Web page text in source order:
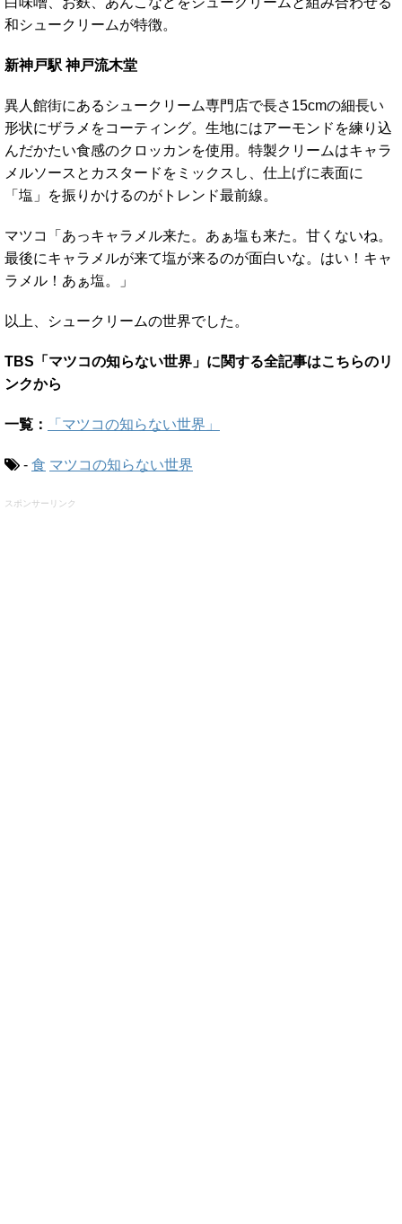
和シュークリームが特徴。
新神戸駅 神戸流木堂
異人館街にあるシュークリーム専門店で長さ15cmの細長い
形状にザラメをコーティング。生地にはアーモンドを練り込
んだかたい食感のクロッカンを使用。特製クリームはキャラ
メルソースとカスタードをミックスし、仕上げに表面に
「塩」を振りかけるのがトレンド最前線。
マツコ「あっキャラメル来た。あぁ塩も来た。甘くないね。
最後にキャラメルが来て塩が来るのが面白いな。はい！キャ
ラメル！あぁ塩。」
以上、シュークリームの世界でした。
TBS「マツコの知らない世界」に関する全記事はこちらのリ
ンクから
一覧： 「マツコの知らない世界」
- 食 マツコの知らない世界
スポンサーリンク